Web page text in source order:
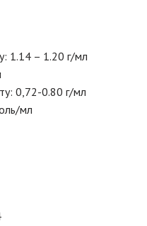
1.14 – 1.20 г/мл
0,72-0.80 г/мл
мл